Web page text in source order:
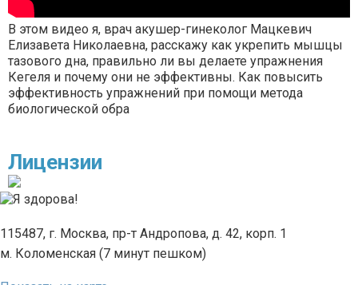
В этом видео я, врач акушер-гинеколог Мацкевич
Елизавета Николаевна, расскажу как укрепить мышцы
тазового дна, правильно ли вы делаете упражнения
Кегеля и почему они не эффективны. Как повысить
эффективность упражнений при помощи метода
биологической обра
Лицензии
115487, г. Москва, пр-т Андропова, д. 42, корп. 1
м. Коломенская (7 минут пешком)